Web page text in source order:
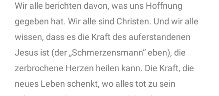
Wir alle berichten davon, was uns Hoffnung
gegeben hat. Wir alle sind Christen. Und wir alle
wissen, dass es die Kraft des auferstandenen
Jesus ist (der „Schmerzensmann“ eben), die
zerbrochene Herzen heilen kann. Die Kraft, die
neues Leben schenkt, wo alles tot zu sein